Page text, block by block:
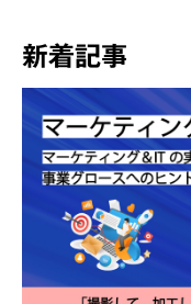
新着記事